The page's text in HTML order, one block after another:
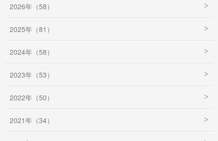
2026年（58）
2025年（81）
2024年（58）
2023年（53）
2022年（50）
2021年（34）